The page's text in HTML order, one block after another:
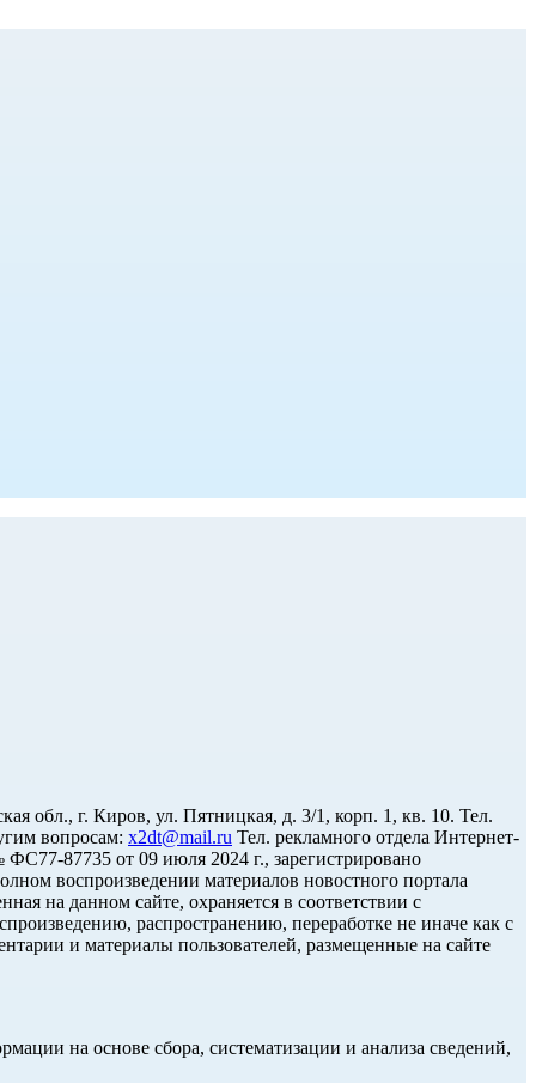
обл., г. Киров, ул. Пятницкая, д. 3/1, корп. 1, кв. 10. Тел.
вопросам: x2dt@mail.ru Тел. рекламного отдела Интернет-
87735 от 09 июля 2024 г., зарегистрировано
воспроизведении материалов новостного портала
на данном сайте, охраняется в соответствии с
распространению, переработке не иначе как с
и материалы пользователей, размещенные на сайте
на основе сбора, систематизации и анализа сведений,